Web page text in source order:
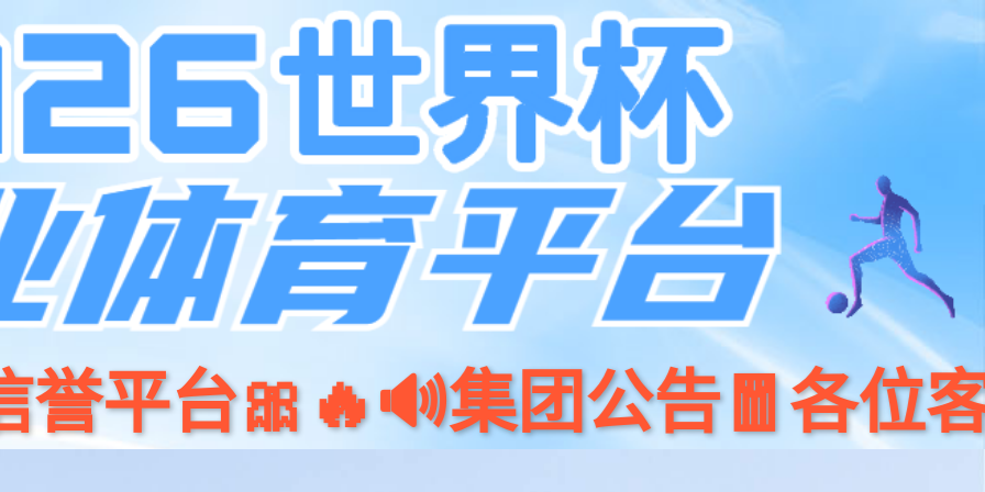
开源 yabo.com商城 新闻资讯 关于我们 招贤纳⼠